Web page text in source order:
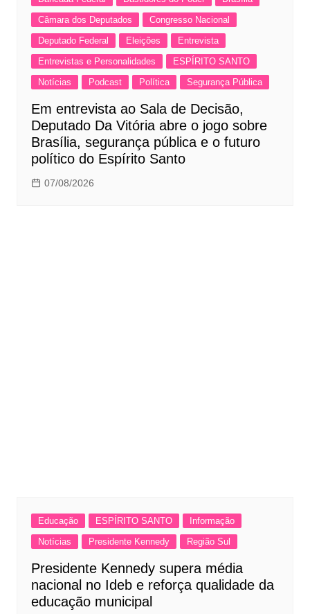
Câmara dos Deputados
Congresso Nacional
Deputado Federal
Eleições
Entrevista
Entrevistas e Personalidades
ESPÍRITO SANTO
Notícias
Podcast Política Segurança Pública
Em entrevista ao Sala de Decisão,
Deputado Da Vitória abre o jogo sobre
Brasília, segurança pública e o futuro
político do Espírito Santo
07/08/2026
Educação ESPÍRITO SANTO
Informação
Notícias
Presidente Kennedy Região Sul
Presidente Kennedy supera média
nacional no Ideb e reforça qualidade da
educação municipal